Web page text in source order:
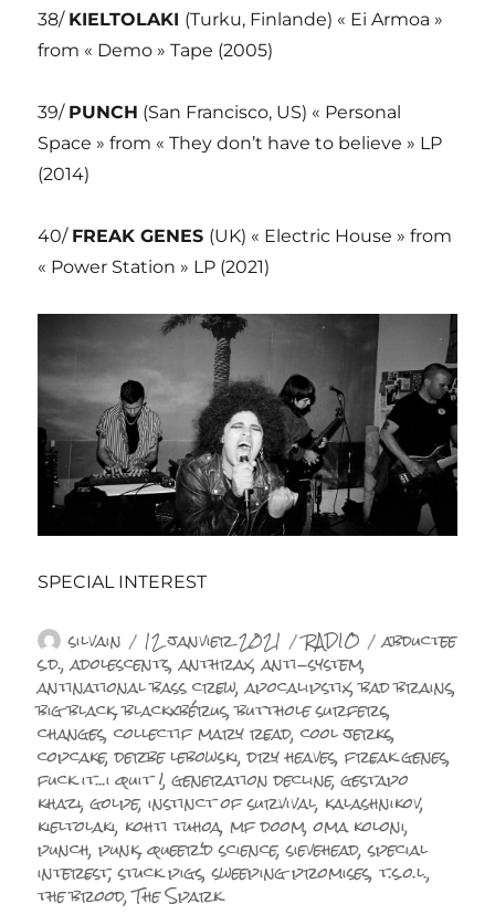
38/ KIELTOLAKI (Turku, Finlande) « Ei Armoa »
from « Demo » Tape (2005)
39/ PUNCH (San Francisco, US) « Personal
Space » from « They don’t have to believe » LP
(2014)
40/ FREAK GENES (UK) « Electric House » from
« Power Station » LP (2021)
SPECIAL INTEREST
Auteur
silvain Publié
le
12 janvier 2021 Catégories
RADIO Étiquettes
abductee
s.d.,adolescents,anthrax,anti-system,
antinational bass crew,apocalipstix,bad brains,
big black,blackxbérus,butthole surfers,
changes,collectif mary read,cool jerks,
copcake,derbe lebowski,dry heaves,freak genes,
fuck it...i quit !,generation decline,gestapo
khazi,golpe,instinct of survival, kalashnikov,
kieltolaki, kohti tuhoa,mf doom,oma koloni,
punch,punk,queer'd science,sievehead,special
interest,stuck pigs,sweeping promises,t.s.o.l.,
the brood,The Spark